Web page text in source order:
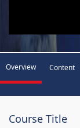
Overview Content
Course Title